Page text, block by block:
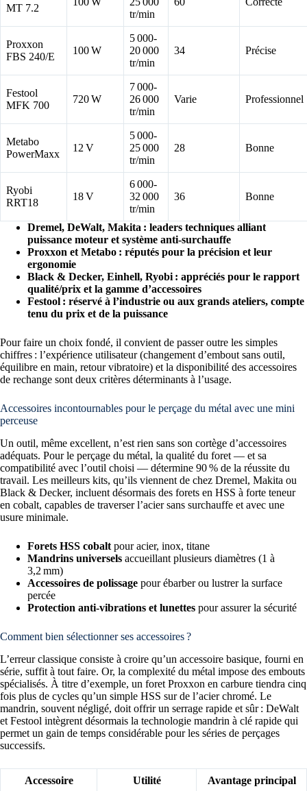
MT 7.2
tr/min
Proxxon
FBS 240/E
100 W
5 000-
20 000
tr/min
34 Précise
Festool
MFK 700
720 W
7 000-
26 000
tr/min
Varie Professionnel
Metabo
PowerMaxx
12 V
5 000-
25 000
tr/min
28 Bonne
Ryobi
RRT18
18 V
6 000-
32 000
tr/min
36 Bonne
Dremel, DeWalt, Makita : leaders techniques alliant
puissance moteur et système anti-surchauffe
Proxxon et Metabo : réputés pour la précision et leur
ergonomie
Black & Decker, Einhell, Ryobi : appréciés pour le rapport
qualité/prix et la gamme d’accessoires
Festool : réservé à l’industrie ou aux grands ateliers, compte
tenu du prix et de la puissance
Pour faire un choix fondé, il convient de passer outre les simples
chiffres : l’expérience utilisateur (changement d’embout sans outil,
équilibre en main, retour vibratoire) et la disponibilité des accessoires
de rechange sont deux critères déterminants à l’usage.
Accessoires incontournables pour le perçage du métal avec une mini
perceuse
Un outil, même excellent, n’est rien sans son cortège d’accessoires
adéquats. Pour le perçage du métal, la qualité du foret — et sa
compatibilité avec l’outil choisi — détermine 90 % de la réussite du
travail. Les meilleurs kits, qu’ils viennent de chez Dremel, Makita ou
Black & Decker, incluent désormais des forets en HSS à forte teneur
en cobalt, capables de traverser l’acier sans surchauffe et avec une
usure minimale.
Forets HSS cobalt pour acier, inox, titane
Mandrins universels accueillant plusieurs diamètres (1 à
3,2 mm)
Accessoires de polissage pour ébarber ou lustrer la surface
percée
Protection anti-vibrations et lunettes pour assurer la sécurité
Comment bien sélectionner ses accessoires ?
L’erreur classique consiste à croire qu’un accessoire basique, fourni en
série, suffit à tout faire. Or, la complexité du métal impose des embouts
spécialisés. À titre d’exemple, un foret Proxxon en carbure tiendra cinq
fois plus de cycles qu’un simple HSS sur de l’acier chromé. Le
mandrin, souvent négligé, doit offrir un serrage rapide et sûr : DeWalt
et Festool intègrent désormais la technologie mandrin à clé rapide qui
permet un gain de temps considérable pour les séries de perçages
successifs.
Accessoire Utilité Avantage principal